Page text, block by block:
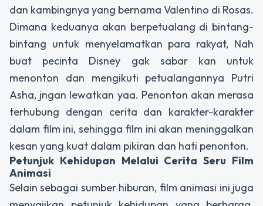
dan kambingnya yang bernama Valentino di Rosas.
Dimana keduanya akan berpetualang di bintang-
bintang untuk menyelamatkan para rakyat, Nah
buat pecinta Disney gak sabar kan untuk
menonton dan mengikuti petualangannya Putri
Asha, jngan lewatkan yaa. Penonton akan merasa
terhubung dengan cerita dan karakter-karakter
dalam film ini, sehingga film ini akan meninggalkan
kesan yang kuat dalam pikiran dan hati penonton.
Petunjuk Kehidupan Melalui Cerita Seru Film
Animasi
Selain sebagai sumber hiburan, film animasi ini juga